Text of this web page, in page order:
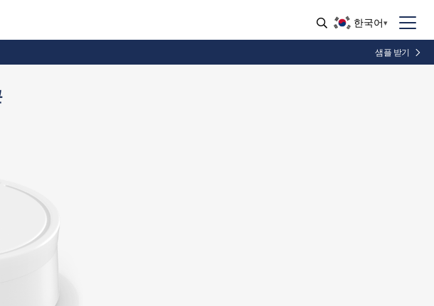
한국어
샘플 받기